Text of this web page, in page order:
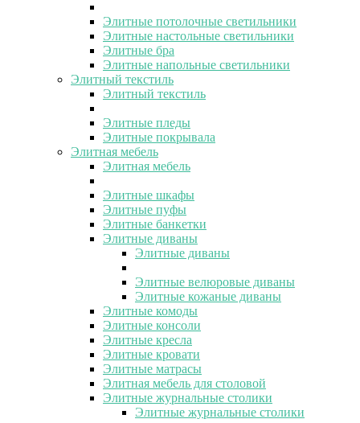
Элитные потолочные светильники
Элитные настольные светильники
Элитные бра
Элитные напольные светильники
Элитный текстиль
Элитный текстиль
Элитные пледы
Элитные покрывала
Элитная мебель
Элитная мебель
Элитные шкафы
Элитные пуфы
Элитные банкетки
Элитные диваны
Элитные диваны
Элитные велюровые диваны
Элитные кожаные диваны
Элитные комоды
Элитные консоли
Элитные кресла
Элитные кровати
Элитные матрасы
Элитная мебель для столовой
Элитные журнальные столики
Элитные журнальные столики